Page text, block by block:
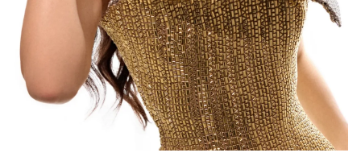
almak için lütfentıklayınız.